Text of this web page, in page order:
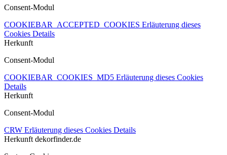
Consent-Modul
COOKIEBAR_ACCEPTED_COOKIES Erläuterung dieses
Cookies Details
Herkunft
Consent-Modul
COOKIEBAR_COOKIES_MD5 Erläuterung dieses Cookies
Details
Herkunft
Consent-Modul
CRW Erläuterung dieses Cookies Details
Herkunft dekorfinder.de